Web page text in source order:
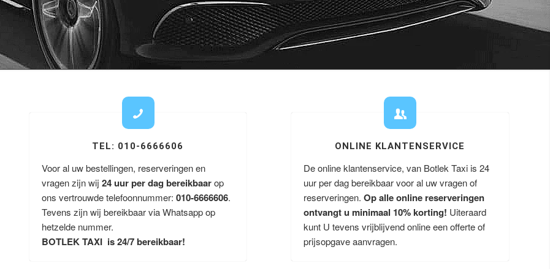
TEL: 010-6666606
Voor al uw bestellingen, reserveringen en
vragen zijn wij 24 uur per dag bereikbaarop
ons vertrouwde telefoonnummer: 010-6666606.
Tevens zijn wij bereikbaar via Whatsapp op
hetzelde nummer.
BOTLEK TAXI is 24/7 bereikbaar!
ONLINE KLANTENSERVICE
De online klantenservice, van Botlek Taxi is 24
uur per dag bereikbaar voor al uw vragen of
reserveringen.Op alle online reserveringen
ontvangt u minimaal 10% korting! Uiteraard
kunt U tevens vrijblijvend online een offerte of
prijsopgave aanvragen.